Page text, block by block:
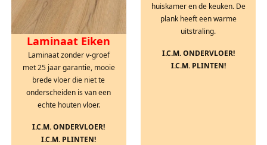
Laminaat Eiken
Laminaat zonder v-groef
met 25 jaar garantie, mooie
brede vloer die niet te
onderscheiden is van een
echte houten vloer.
I.C.M. ONDERVLOER!
I.C.M. PLINTEN!
huiskamer en de keuken. De
plank heeft een warme
uitstraling.
I.C.M. ONDERVLOER!
I.C.M. PLINTEN!